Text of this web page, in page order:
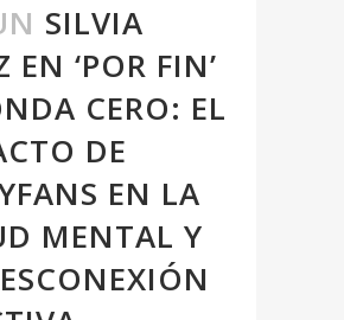
SILVIA
EN ‘POR FIN’
CERO: EL
DE
EN LA
MENTAL Y